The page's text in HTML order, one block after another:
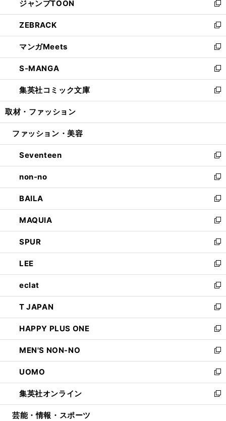
く
で
開
く
ド
ウ
で
開
く
ィ
ン
ド
ウ
で
開
く
い
ウ
ィ
ン
ド
ウ
で
開
く
ジャンプTOON
新
し
い
ウ
ィ
ン
ド
ウ
で
開
ZEBRACK
新
し
い
ウ
ィ
ン
ド
ウ
開
マンガMeets
新
し
い
ウ
ィ
ン
ウ
開
く
S-MANGA
新
し
い
ウ
ン
ウ
で
開
く
集英社コミック文庫
新
し
ウ
ン
ド
ウ
で
開
く
取材・ファッション
ファッション・美容
Seventeen
新
し
い
ウ
ィ
ン
ド
ウ
で
開
く
non-no
新
し
い
ウ
ィ
ン
ド
ウ
で
開
く
BAILA
新
し
い
ウ
ィ
ン
ド
ウ
で
開
く
MAQUIA
新
し
い
ウ
ィ
ン
ド
ウ
で
開
く
SPUR
新
し
い
ウ
ィ
ン
ド
ウ
で
開
く
LEE
新
し
い
ウ
ィ
ン
ド
ウ
で
開
く
eclat
新
し
い
ウ
ィ
ン
ド
ウ
で
開
く
T JAPAN
新
し
い
ウ
ィ
ン
ド
ウ
で
開
HAPPY PLUS ONE
新
し
い
ウ
ィ
ン
ド
ウ
MEN'S NON-NO
新
し
い
ウ
ィ
ン
UOMO
新
し
い
ウ
集英社オンライン
新
し
芸能・情報・スポーツ